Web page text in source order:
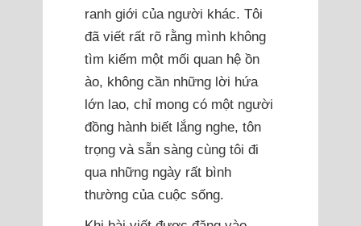
ranh giới của người khác. Tôi
đã viết rất rõ rằng mình không
tìm kiếm một mối quan hệ ồn
ào, không cần những lời hứa
lớn lao, chỉ mong có một người
đồng hành biết lắng nghe, tôn
trọng và sẵn sàng cùng tôi đi
qua những ngày rất bình
thường của cuộc sống.